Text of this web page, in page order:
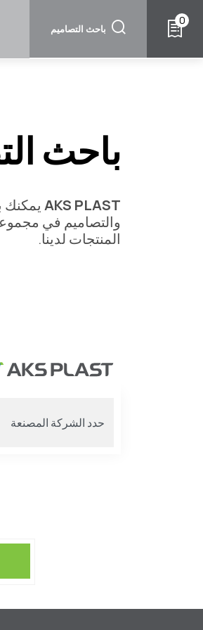
إلى
المحتوى
الرئيسي
باحث التصاميم
0
باحث
AKS PLAST يمكنك
المنتجات لدينا.